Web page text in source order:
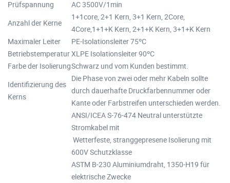
Prüfspannung
AC 3500V/1min
Anzahl der Kerne
1+1core, 2+1 Kern, 3+1 Kern, 2Core,
4Core,1+1+K Kern, 2+1+K Kern, 3+1+K Kern
Maximaler Leiter
Betriebstemperatur
PE-Isolationsleiter 75ºC
XLPE Isolationsleiter 90ºC
Farbe der IsolierungSchwarz und vom Kunden bestimmt.
Identifizierung des
Kerns
Die Phase von zwei oder mehr Kabeln sollte
durch dauerhafte Druckfarbennummer oder
Kante oder Farbstreifen unterschieden werden.
ANSI/ICEA S-76-474 Neutral unterstützte
Stromkabel mit
Wetterfeste, stranggepresene Isolierung mit
600V Schutzklasse
ASTM B-230 Aluminiumdraht, 1350-H19 für
elektrische Zwecke